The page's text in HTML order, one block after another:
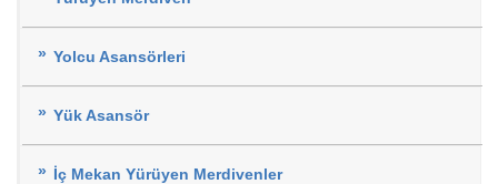
Yolcu Asansörleri
Yük Asansör
İç Mekan Yürüyen Merdivenler